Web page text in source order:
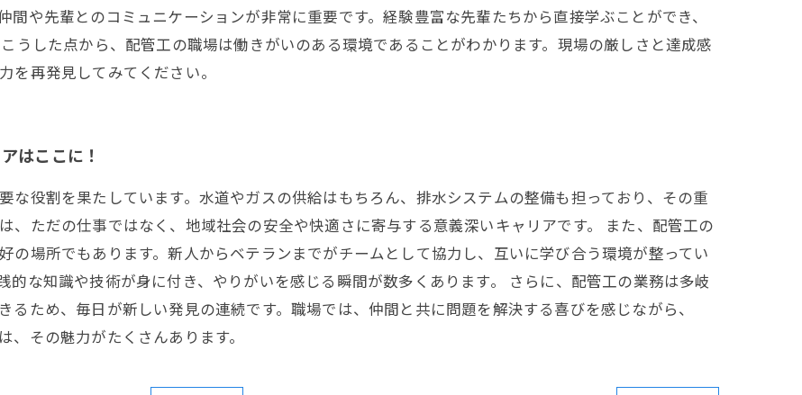
や先輩とのコミュニケーションが非常に重要です。経験豊富な先輩たちから直接学ぶことができ、
うした点から、配管工の職場は働きがいのある環境であることがわかります。現場の厳しさと達成感
を再発見してみてください。
はここに！
な役割を果たしています。水道やガスの供給はもちろん、排水システムの整備も担っており、その重
、ただの仕事ではなく、地域社会の安全や快適さに寄与する意義深いキャリアです。 また、配管工の
の場所でもあります。新人からベテランまでがチームとして協力し、互いに学び合う環境が整ってい
的な知識や技術が身に付き、やりがいを感じる瞬間が数多くあります。 さらに、配管工の業務は多岐
ため、毎日が新しい発見の連続です。職場では、仲間と共に問題を解決する喜びを感じながら、
その魅力がたくさんあります。